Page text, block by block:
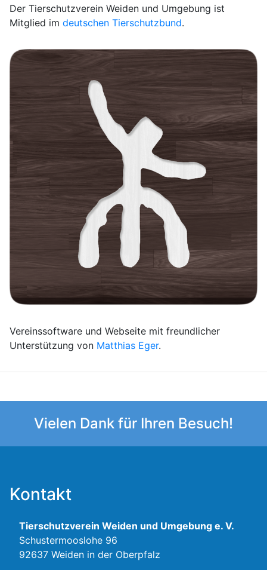
Der Tierschutzverein Weiden und Umgebung ist
Mitglied im deutschen Tierschutzbund.
Vereinssoftware und Webseite mit freundlicher
Unterstützung von Matthias Eger.
Vielen Dank für Ihren Besuch!
Kontakt
Tierschutzverein Weiden und Umgebung e. V.
Schustermooslohe 96
92637 Weiden in der Oberpfalz